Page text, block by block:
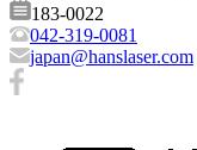
183-0022
042-319-0081
japan@hanslaser.com